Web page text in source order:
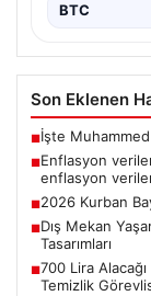
BTC
Son Eklenen
■İşte Muhammed
■Enflasyon
enflasyon
■2026 Kurban
■Dış Mekan
Tasarımları
■700 Lira
Temizlik